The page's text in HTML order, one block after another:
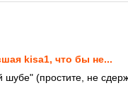
kisa1, что бы не...
шубе" (простите, не